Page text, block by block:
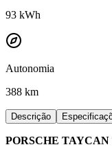
93 kWh
Autonomia
388 km
Descrição
PORSCHE TAYCAN